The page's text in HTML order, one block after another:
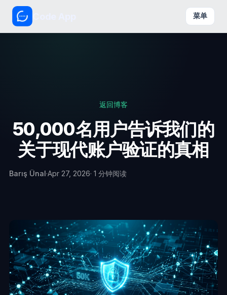
菜单
返回博客
50,000名用户告诉我们的
关于现代账户验证的真相
Barış Ünal·Apr 27, 2026· 1 分钟阅读